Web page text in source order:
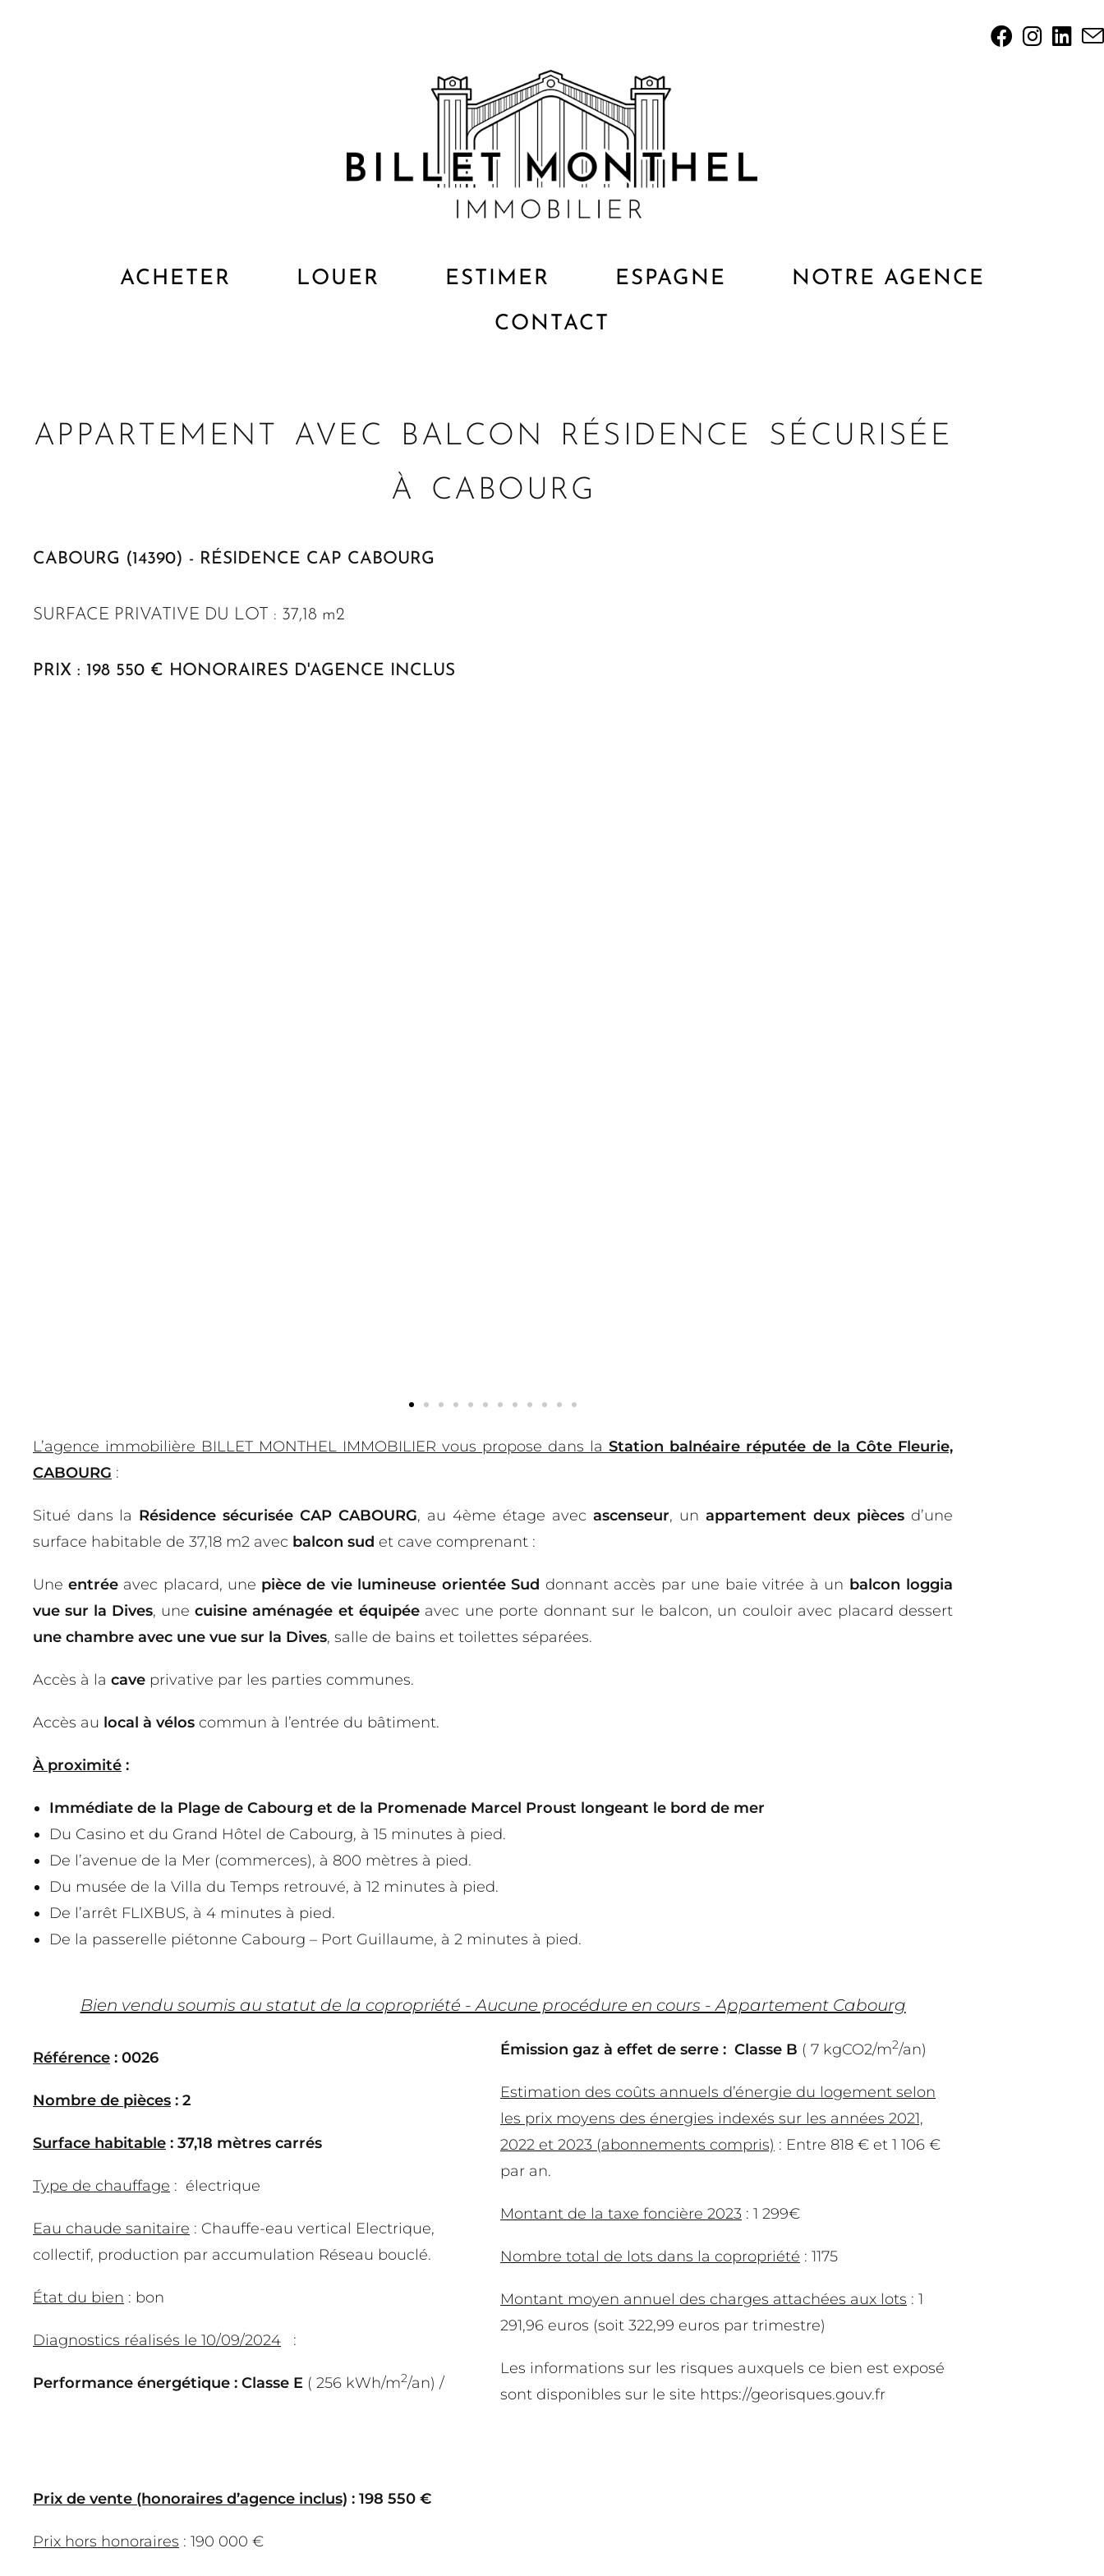
ACHETER LOUER ESTIMER ESPAGNE NOTRE AGENCE
CONTACT
APPARTEMENT AVEC BALCON RÉSIDENCE SÉCURISÉE
À CABOURG
CABOURG (14390) - RÉSIDENCE CAP CABOURG
SURFACE PRIVATIVE DU LOT : 37,18 m2
PRIX : 198 550 € HONORAIRES D'AGENCE INCLUS
L’agence immobilière BILLET MONTHEL IMMOBILIER vous propose dans la Station balnéaire réputée de la Côte Fleurie,
CABOURG :
Situé dans la Résidence sécurisée CAP CABOURG, au 4ème étage avec ascenseur, un appartement deux pièces d’une
surface habitable de 37,18 m2 avec balcon sud et cave comprenant :
Une entrée avec placard, une pièce de vie lumineuse orientée Sud donnant accès par une baie vitrée à un balcon loggia
vue sur la Dives, une cuisine aménagée et équipée avec une porte donnant sur le balcon, un couloir avec placard dessert
une chambre avec une vue sur la Dives, salle de bains et toilettes séparées.
Accès à la cave privative par les parties communes.
Accès au local à vélos commun à l’entrée du bâtiment.
À proximité :
Immédiate de la Plage de Cabourg et de la Promenade Marcel Proust longeant le bord de mer
Du Casino et du Grand Hôtel de Cabourg, à 15 minutes à pied.
De l’avenue de la Mer (commerces), à 800 mètres à pied.
Du musée de la Villa du Temps retrouvé, à 12 minutes à pied.
De l’arrêt FLIXBUS, à 4 minutes à pied.
De la passerelle piétonne Cabourg – Port Guillaume, à 2 minutes à pied.
Bien vendu soumis au statut de la copropriété - Aucune procédure en cours - Appartement Cabourg
Référence : 0026
Nombre de pièces : 2
Surface habitable : 37,18 mètres carrés
Type de chauffage : électrique
Eau chaude sanitaire : Chauffe-eau vertical Electrique,
collectif, production par accumulation Réseau bouclé.
État du bien : bon
Diagnostics réalisés le 10/09/2024 :
Performance énergétique : Classe E ( 256 kWh/m2/an) /
Émission gaz à effet de serre : Classe B ( 7 kgCO2/m2/an)
Estimation des coûts annuels d’énergie du logement selon
les prix moyens des énergies indexés sur les années 2021,
2022 et 2023 (abonnements compris) : Entre 818 € et 1 106 €
par an.
Montant de la taxe foncière 2023 : 1 299€
Nombre total de lots dans la copropriété : 1175
Montant moyen annuel des charges attachées aux lots : 1
291,96 euros (soit 322,99 euros par trimestre)
Les informations sur les risques auxquels ce bien est exposé
sont disponibles sur le site https://georisques.gouv.fr
Prix de vente (honoraires d’agence inclus) : 198 550 €
Prix hors honoraires : 190 000 €